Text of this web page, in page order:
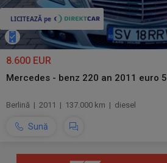
8.600 EUR
Mercedes - benz 220 an 2011 euro 5
Berlină | 2011 | 137.000 km | diesel
Sună